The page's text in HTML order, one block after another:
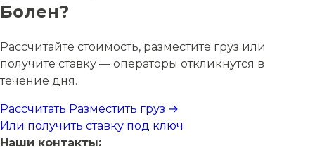
Болен?
Рассчитайте стоимость, разместите груз или
получите ставку — операторы откликнутся в
течение дня.
Рассчитать Разместить груз →
Или получить ставку под ключ
Наши контакты: